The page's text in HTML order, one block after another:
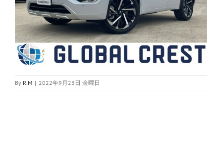
By R.M | 2022年9月23日 金曜日